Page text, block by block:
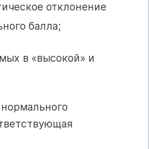
отклонение
балла;
в «высокой» и